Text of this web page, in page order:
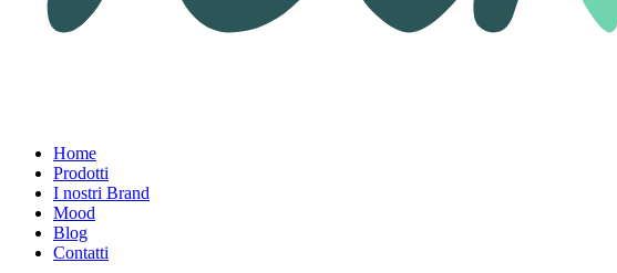
Home
Prodotti
I nostri Brand
Mood
Blog
Contatti